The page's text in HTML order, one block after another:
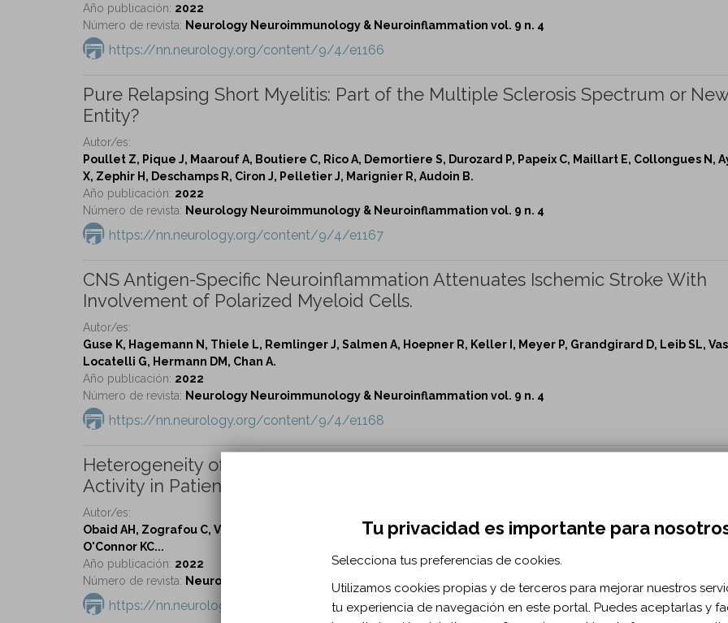
Año publicación: 2022
Número de revista: Neurology Neuroimmunology & Neuroinflammation vol. 9 n. 4
https://nn.neurology.org/content/9/4/e1166
Pure Relapsing Short Myelitis: Part of the Multiple Sclerosis Spectrum or New
Entity?
Autor/es:
Poullet Z, Pique J, Maarouf A, Boutiere C, Rico A, Demortiere S, Durozard P, Papeix C, Maillart E, Collongues N,
X, Zephir H, Deschamps R, Ciron J, Pelletier J, Marignier R, Audoin B.
Año publicación: 2022
Número de revista: Neurology Neuroimmunology & Neuroinflammation vol. 9 n. 4
https://nn.neurology.org/content/9/4/e1167
CNS Antigen-Specific Neuroinflammation Attenuates Ischemic Stroke With
Involvement of Polarized Myeloid Cells.
Autor/es:
Guse K, Hagemann N, Thiele L, Remlinger J, Salmen A, Hoepner R, Keller I, Meyer P, Grandgirard D, Leib SL,
Locatelli G, Hermann DM, Chan A.
Año publicación: 2022
Número de revista: Neurology Neuroimmunology & Neuroinflammation vol. 9 n. 4
https://nn.neurology.org/content/9/4/e1168
Heterogeneity of Acetylcholine Receptor Autoantibody-Mediated
Activity in Patients With Myasthenia Gravis.
Autor/es:
Obaid AH, Zografou C, Vadysirisack DD, Munro-Sheldon B, Fichtner ML, Roy B, Philbrick WM, Bennett JL, Nowak
O'Connor KC...
Año publicación: 2022
Número de revista: Neurology Neuroimmunology & Neuroinflammation vol. 9 n. 4
https://nn.neurology.org/content/9/4/e1169
Tu privacidad es importante para
Selecciona tus preferencias de cookies.
Utilizamos cookies propias y de terceros para mejorar nuestros
tu experiencia de navegación en este portal. Puedes aceptarlas y